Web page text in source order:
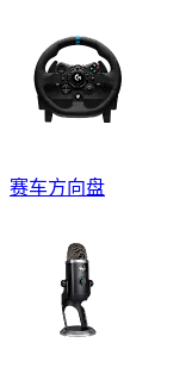
赛车方向盘